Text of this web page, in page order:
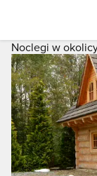
Noclegi w